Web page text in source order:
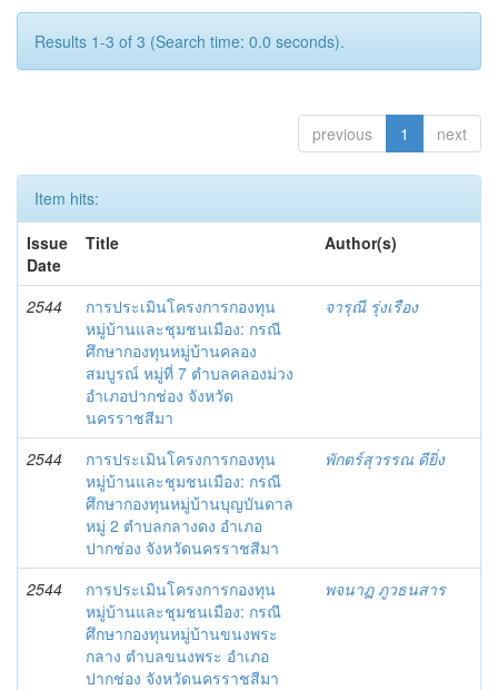
Results 1-3 of 3 (Search time: 0.0 seconds).
previous 1 next
Item hits:
Issue
Date
Title Author(s)
2544
การประเมินโครงการกองทุน
หมู่บ้านและชุมชนเมือง: กรณี
ศึกษากองทุนหมู่บ้านคลอง
สมบูรณ์ หมู่ที่ 7 ตำบลคลองม่วง
อำเภอปากช่อง จังหวัด
นครราชสีมา
จารุณี รุ่งเรือง
2544
การประเมินโครงการกองทุน
หมู่บ้านและชุมชนเมือง: กรณี
ศึกษากองทุนหมู่บ้านบุญบันดาล
หมู่ 2 ตำบลกลางดง อำเภอ
ปากช่อง จังหวัดนครราชสีมา
พักตร์สุวรรณ ดียิ่ง
2544
การประเมินโครงการกองทุน
หมู่บ้านและชุมชนเมือง: กรณี
ศึกษากองทุนหมู่บ้านขนงพระ
กลาง ตำบลขนงพระ อำเภอ
ปากช่อง จังหวัดนครราชสีมา
พจนาฏ ภูวธนสาร